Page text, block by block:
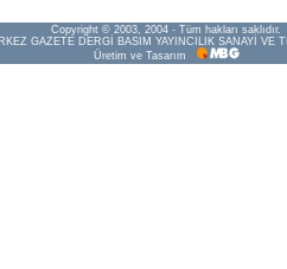
Copyright © 2003, 2004 - Tüm hakları saklıdır.
GAZETE DERGİ BASIM YAYINCILIK SANAYİ VE
Üretim ve Tasarım